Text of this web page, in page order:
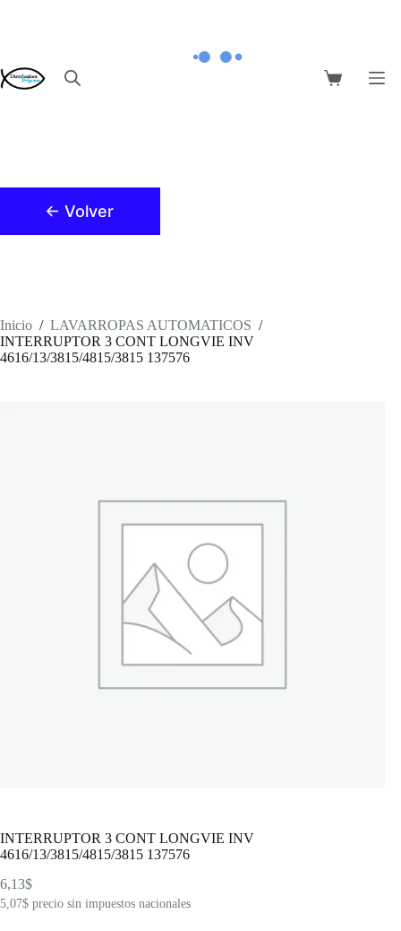
Carro
← Volver
Inicio / LAVARROPAS AUTOMATICOS /
INTERRUPTOR 3 CONT LONGVIE INV
4616/13/3815/4815/3815 137576
INTERRUPTOR 3 CONT LONGVIE INV
4616/13/3815/4815/3815 137576
6,13$
5,07$ precio sin impuestos nacionales